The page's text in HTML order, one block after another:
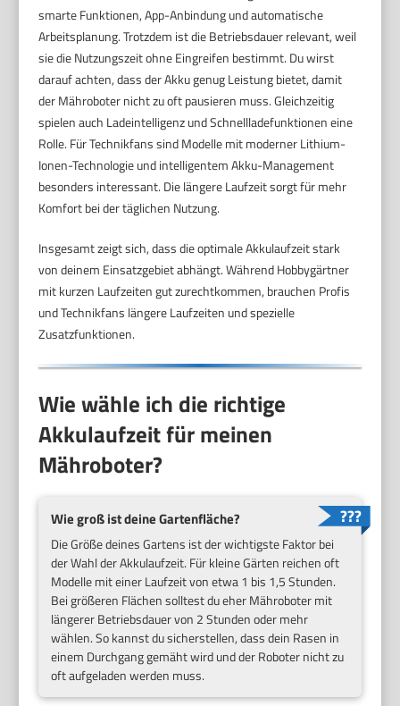
smarte Funktionen, App-Anbindung und automatische
Arbeitsplanung. Trotzdem ist die Betriebsdauer relevant, weil
sie die Nutzungszeit ohne Eingreifen bestimmt. Du wirst
darauf achten, dass der Akku genug Leistung bietet, damit
der Mähroboter nicht zu oft pausieren muss. Gleichzeitig
spielen auch Ladeintelligenz und Schnellladefunktionen eine
Rolle. Für Technikfans sind Modelle mit moderner Lithium-
Ionen-Technologie und intelligentem Akku-Management
besonders interessant. Die längere Laufzeit sorgt für mehr
Komfort bei der täglichen Nutzung.
Insgesamt zeigt sich, dass die optimale Akkulaufzeit stark
von deinem Einsatzgebiet abhängt. Während Hobbygärtner
mit kurzen Laufzeiten gut zurechtkommen, brauchen Profis
und Technikfans längere Laufzeiten und spezielle
Zusatzfunktionen.
Wie wähle ich die richtige
Akkulaufzeit für meinen
Mähroboter?
Wie groß ist deine Gartenfläche?
Die Größe deines Gartens ist der wichtigste Faktor bei
der Wahl der Akkulaufzeit. Für kleine Gärten reichen oft
Modelle mit einer Laufzeit von etwa 1 bis 1,5 Stunden.
Bei größeren Flächen solltest du eher Mähroboter mit
längerer Betriebsdauer von 2 Stunden oder mehr
wählen. So kannst du sicherstellen, dass dein Rasen in
einem Durchgang gemäht wird und der Roboter nicht zu
oft aufgeladen werden muss.